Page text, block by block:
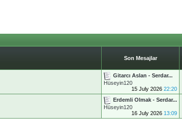
Son Mesajlar
Gitarcı Aslan - Serdar...
Hüseyin120
15 July 2026 22:20
Erdemli Olmak - Serdar...
Hüseyin120
16 July 2026 13:09